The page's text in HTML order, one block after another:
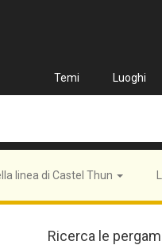
Temi Luoghi
linea di Castel Thun
Ricerca le